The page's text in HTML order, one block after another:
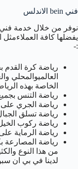
فني bein الاندلس
يفضلها كافة العملاءمثل
:-
رياضة كرة القدم
العالميوالمحلي
الخاصة بهذه
رياضة التنس بجميع
رياضة الجري على
رياضة تسلق
رياضة ركوب
رياضة الرماية
رياضة المصارعة
من هذا النوع
لدينا في بي ان